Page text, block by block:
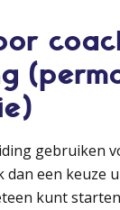
gebruiken
dan een keuze
kunt